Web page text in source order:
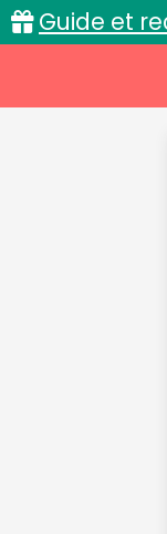
Guide et